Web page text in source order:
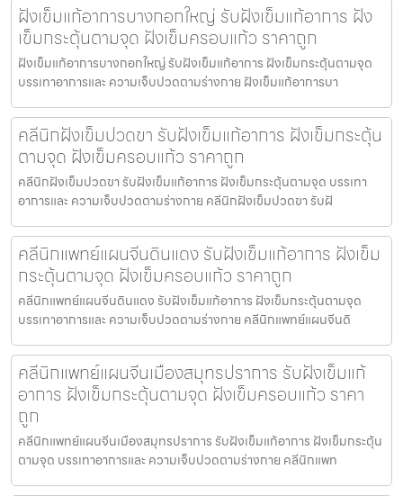
ฝังเข็มแก้อาการบางกอกใหญ่ รับฝังเข็มแก้อาการ ฝัง
เข็มกระตุ้นตามจุด ฝังเข็มครอบแก้ว ราคาถูก
ฝังเข็มแก้อาการบางกอกใหญ่ รับฝังเข็มแก้อาการ ฝังเข็มกระตุ้นตามจุด
บรรเทาอาการและ ความเจ็บปวดตามร่างกาย ฝังเข็มแก้อาการบา
คลีนิกฝังเข็มปวดขา รับฝังเข็มแก้อาการ ฝังเข็มกระตุ้น
ตามจุด ฝังเข็มครอบแก้ว ราคาถูก
คลีนิกฝังเข็มปวดขา รับฝังเข็มแก้อาการ ฝังเข็มกระตุ้นตามจุด บรรเทา
อาการและ ความเจ็บปวดตามร่างกาย คลีนิกฝังเข็มปวดขา รับฝั
คลีนิกแพทย์แผนจีนดินแดง รับฝังเข็มแก้อาการ ฝังเข็ม
กระตุ้นตามจุด ฝังเข็มครอบแก้ว ราคาถูก
คลีนิกแพทย์แผนจีนดินแดง รับฝังเข็มแก้อาการ ฝังเข็มกระตุ้นตามจุด
บรรเทาอาการและ ความเจ็บปวดตามร่างกาย คลีนิกแพทย์แผนจีนดิ
คลีนิกแพทย์แผนจีนเมืองสมุทรปราการ รับฝังเข็มแก้
อาการ ฝังเข็มกระตุ้นตามจุด ฝังเข็มครอบแก้ว ราคา
ถูก
คลีนิกแพทย์แผนจีนเมืองสมุทรปราการ รับฝังเข็มแก้อาการ ฝังเข็มกระตุ้น
ตามจุด บรรเทาอาการและ ความเจ็บปวดตามร่างกาย คลีนิกแพท